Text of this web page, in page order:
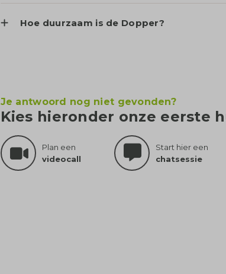
Hoe duurzaam is de Dopper?
Je antwoord nog niet gevonden?
Kies hieronder onze eerste
Plan een
videocall
Start hier een
chatsessie